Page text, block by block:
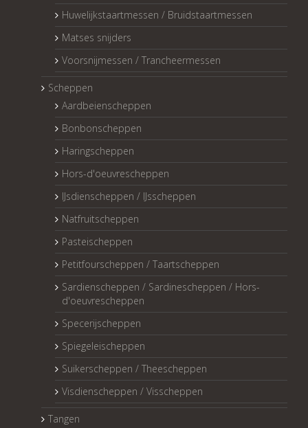
Huwelijkstaartmessen / Bruidstaartmessen
Matses snijders
Voorsnijmessen / Trancheermessen
Scheppen
Aardbeienscheppen
Bonbonscheppen
Haringscheppen
Hors-d'oeuvrescheppen
IJsdienscheppen / IJsscheppen
Natfruitscheppen
Pasteischeppen
Petitfourscheppen / Taartscheppen
Sardienscheppen / Sardinescheppen / Hors-
d'oeuvrescheppen
Specerijscheppen
Spiegeleischeppen
Suikerscheppen / Theescheppen
Visdienscheppen / Visscheppen
Tangen